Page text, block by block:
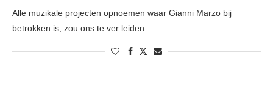
Alle muzikale projecten opnoemen waar Gianni Marzo bij
betrokken is, zou ons te ver leiden. …